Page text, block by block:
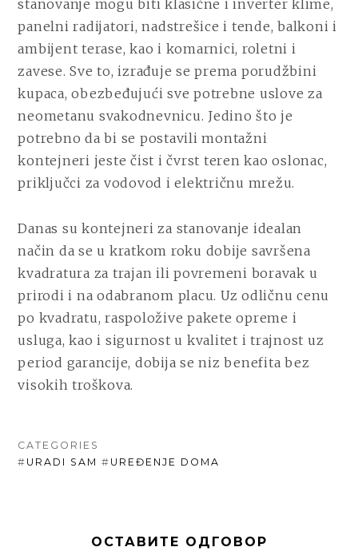
stanovanje mogu biti klasične i inverter klime,
panelni radijatori, nadstrešice i tende, balkoni i
ambijent terase, kao i komarnici, roletni i
zavese. Sve to, izrađuje se prema porudžbini
kupaca, obezbeđujući sve potrebne uslove za
neometanu svakodnevnicu. Jedino što je
potrebno da bi se postavili montažni
kontejneri jeste čist i čvrst teren kao oslonac,
priključci za vodovod i električnu mrežu.
Danas su kontejneri za stanovanje idealan
način da se u kratkom roku dobije savršena
kvadratura za trajan ili povremeni boravak u
prirodi i na odabranom placu. Uz odličnu cenu
po kvadratu, raspoložive pakete opreme i
usluga, kao i sigurnost u kvalitet i trajnost uz
period garancije, dobija se niz benefita bez
visokih troškova.
CATEGORIES
# URADI SAM # UREĐENJE DOMA
ОСТАВИТЕ ОДГОВОР